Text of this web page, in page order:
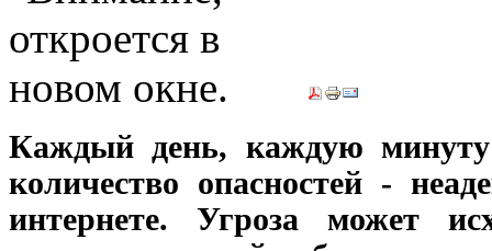
Каждый день, каждую минуту
количество опасностей -
интернете. Угроза может